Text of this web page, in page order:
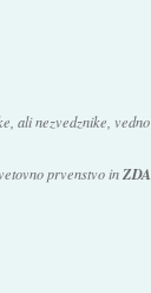
ali nezvedznike, vedno
prvenstvo in